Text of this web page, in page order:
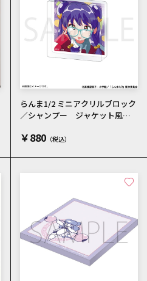
らんま1/2 ミニアクリルブロック
／シャンプー ジャケット風イ
￥880